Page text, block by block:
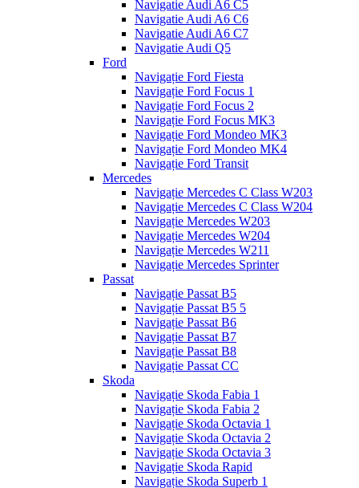
Navigatie Audi A6 C5
Navigatie Audi A6 C6
Navigatie Audi A6 C7
Navigatie Audi Q5
Ford
Navigație Ford Fiesta
Navigație Ford Focus 1
Navigație Ford Focus 2
Navigație Ford Focus MK3
Navigație Ford Mondeo MK3
Navigație Ford Mondeo MK4
Navigație Ford Transit
Mercedes
Navigație Mercedes C Class W203
Navigație Mercedes C Class W204
Navigație Mercedes W203
Navigație Mercedes W204
Navigație Mercedes W211
Navigație Mercedes Sprinter
Passat
Navigație Passat B5
Navigație Passat B5 5
Navigație Passat B6
Navigație Passat B7
Navigație Passat B8
Navigație Passat CC
Skoda
Navigație Skoda Fabia 1
Navigație Skoda Fabia 2
Navigație Skoda Octavia 1
Navigație Skoda Octavia 2
Navigație Skoda Octavia 3
Navigație Skoda Rapid
Navigație Skoda Superb 1